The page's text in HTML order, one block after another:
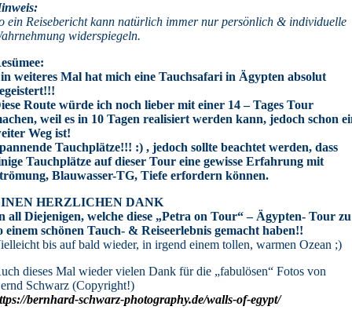
ein Reisebericht kann natürlich immer nur persönlich & individuelle
widerspiegeln.
weiteres Mal hat mich eine Tauchsafari in Ägypten absolut
Route würde ich noch lieber mit einer 14 – Tages Tour
weil es in 10 Tagen realisiert werden kann, jedoch schon
Weg ist!
Tauchplätze!!! :) , jedoch sollte beachtet werden, dass
Tauchplätze auf dieser Tour eine gewisse Erfahrung mit
Blauwasser-TG, Tiefe erfordern können.
HERZLICHEN DANK
all Diejenigen, welche diese „Petra on Tour“ – Ägypten- Tour zu
einem schönen Tauch- & Reiseerlebnis gemacht haben!!
bis auf bald wieder, in irgend einem tollen, warmen Ozean ;)
dieses Mal wieder vielen Dank für die „fabulösen“ Fotos von
Schwarz (Copyright!)
bernhard-schwarz-photography.de/walls-of-egypt/